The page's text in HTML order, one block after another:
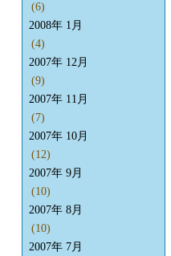
(6)
2008年 1月
(4)
2007年 12月
(9)
2007年 11月
(7)
2007年 10月
(12)
2007年 9月
(10)
2007年 8月
(10)
2007年 7月